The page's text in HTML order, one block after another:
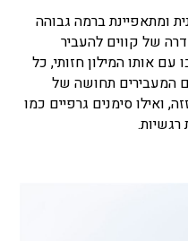
ומתאפיינת ברמה גבוהה
של קווים להעביר
עם אותו המילון חזותי, כל
המעבירים תחושה של
ואילו סימנים גרפיים כמו